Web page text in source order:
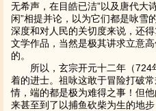
无希声，在目皓已洁”以及唐代大
闲”相提并论，以为它们都是咏雪
深度和对人民的关切度来说，还
文学作品，当然是极其讲求立意
的。
所以，玄宗开元十二年（724
着的进士。祖咏这敢于冒险打破
情，端的都是极为难得之事！但
来甚至到了以捕鱼砍柴为生的地